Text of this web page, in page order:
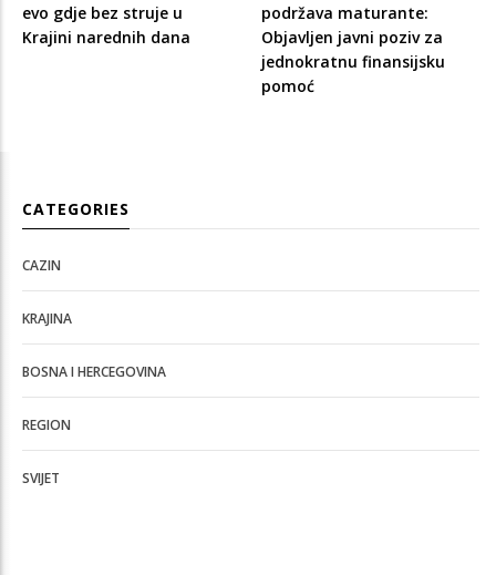
evo gdje bez struje u
Krajini narednih dana
podržava maturante:
Objavljen javni poziv za
jednokratnu finansijsku
pomoć
CATEGORIES
CAZIN
KRAJINA
BOSNA I HERCEGOVINA
REGION
SVIJET